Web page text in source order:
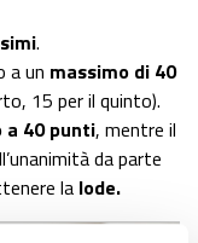
.
a un massimo di 40
15 per il quinto).
a 40 punti, mentre il
da parte
la lode.